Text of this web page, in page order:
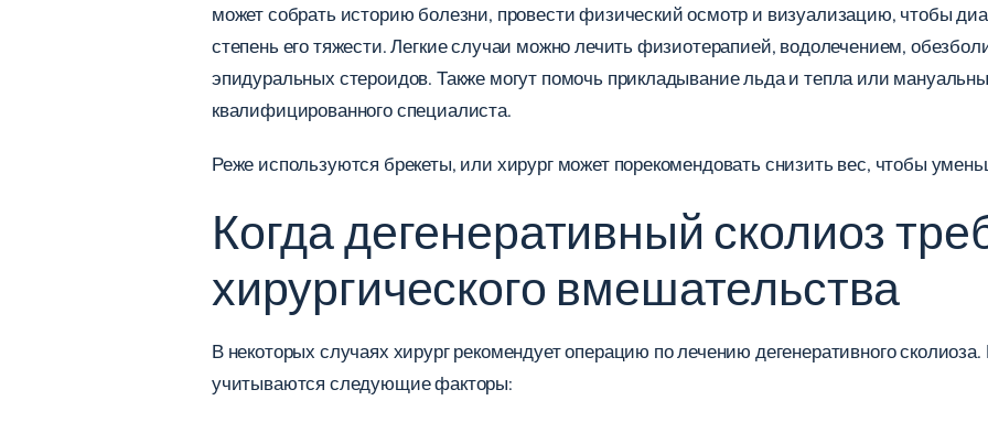
может собрать историю болезни, провести физический осмотр и визуализацию, чтобы
степень его тяжести. Легкие случаи можно лечить физиотерапией, водолечением,
эпидуральных стероидов. Также могут помочь прикладывание льда и тепла или
квалифицированного специалиста.
Реже используются брекеты, или хирург может порекомендовать снизить вес, чтобы
Когда дегенеративный сколиоз
хирургического вмешательства
В некоторых случаях хирург рекомендует операцию по лечению дегенеративного
учитываются следующие факторы: